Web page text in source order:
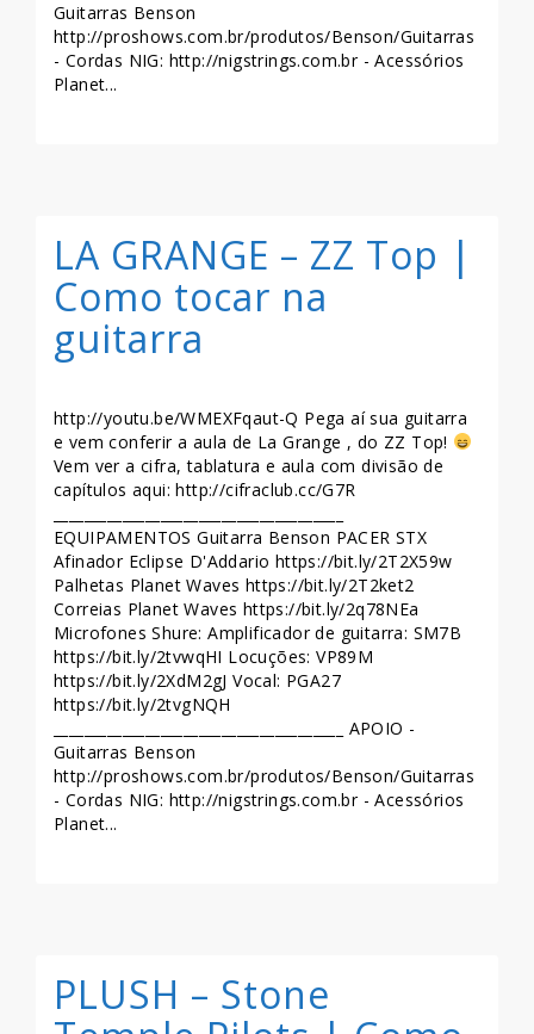
Guitarras Benson
http://proshows.com.br/produtos/Benson/Guitarras
- Cordas NIG: http://nigstrings.com.br - Acessórios
Planet...
LA GRANGE – ZZ Top |
Como tocar na
guitarra
http://youtu.be/WMEXFqaut-Q Pega aí sua guitarra
e vem conferir a aula de La Grange , do ZZ Top!
Vem ver a cifra, tablatura e aula com divisão de
capítulos aqui: http://cifraclub.cc/G7R
EQUIPAMENTOS Guitarra Benson PACER STX
Afinador Eclipse D'Addario https://bit.ly/2T2X59w
Palhetas Planet Waves https://bit.ly/2T2ket2
Correias Planet Waves https://bit.ly/2q78NEa
Microfones Shure: Amplificador de guitarra: SM7B
https://bit.ly/2tvwqHI Locuções: VP89M
https://bit.ly/2XdM2gJ Vocal: PGA27
https://bit.ly/2tvgNQH
Guitarras Benson
http://proshows.com.br/produtos/Benson/Guitarras
- Cordas NIG: http://nigstrings.com.br - Acessórios
Planet...
PLUSH – Stone